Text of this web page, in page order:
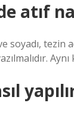
atıf
soyadı,